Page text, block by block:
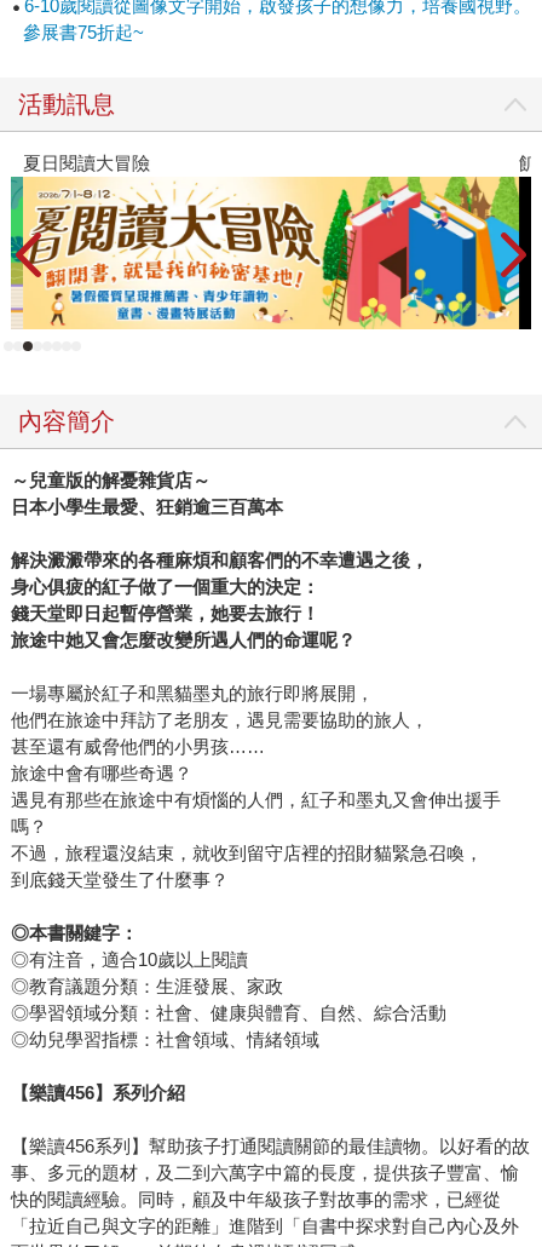
6-10歲閱讀從圖像文字開始，啟發孩子的想像力，培養國視野。
參展書75折起~
活動訊息
夏日閱讀大冒險 飢
內容簡介
～兒童版的解憂雜貨店～
日本小學生最愛、狂銷逾三百萬本
解決澱澱帶來的各種麻煩和顧客們的不幸遭遇之後，
身心俱疲的紅子做了一個重大的決定：
錢天堂即日起暫停營業，她要去旅行！
旅途中她又會怎麼改變所遇人們的命運呢？
一場專屬於紅子和黑貓墨丸的旅行即將展開，
他們在旅途中拜訪了老朋友，遇見需要協助的旅人，
甚至還有威脅他們的小男孩……
旅途中會有哪些奇遇？
遇見有那些在旅途中有煩惱的人們，紅子和墨丸又會伸出援手
嗎？
不過，旅程還沒結束，就收到留守店裡的招財貓緊急召喚，
到底錢天堂發生了什麼事？
◎本書關鍵字：
◎有注音，適合10歲以上閱讀
◎教育議題分類：生涯發展、家政
◎學習領域分類：社會、健康與體育、自然、綜合活動
◎幼兒學習指標：社會領域、情緒領域
【樂讀456】系列介紹
【樂讀456系列】幫助孩子打通閱讀關節的最佳讀物。以好看的故
事、多元的題材，及二到六萬字中篇的長度，提供孩子豐富、愉
快的閱讀經驗。同時，顧及中年級孩子對故事的需求，已經從
「拉近自己與文字的距離」進階到「自書中探求對自己內心及外